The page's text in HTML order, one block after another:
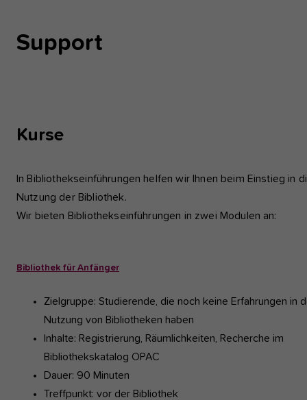
Support
Kurse
In Bibliothekseinführungen helfen wir Ihnen beim Einstieg in
Nutzung der Bibliothek.
Wir bieten Bibliothekseinführungen in zwei Modulen an:
Bibliothek für Anfänger
Zielgruppe: Studierende, die noch keine Erfahrungen in
Nutzung von Bibliotheken haben
Inhalte: Registrierung, Räumlichkeiten, Recherche im
Bibliothekskatalog OPAC
Dauer: 90 Minuten
Treffpunkt: vor der Bibliothek